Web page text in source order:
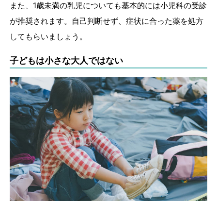
また、1歳未満の乳児についても基本的には小児科の受診
が推奨されます。自己判断せず、症状に合った薬を処方
してもらいましょう。
子どもは小さな大人ではない